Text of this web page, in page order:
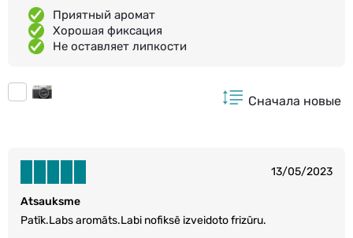
Приятный аромат
Хорошая фиксация
Не оставляет липкости
Сначала новые
13/05/2023
Atsauksme
Patīk.Labs aromāts.Labi nofiksē izveidoto frizūru.